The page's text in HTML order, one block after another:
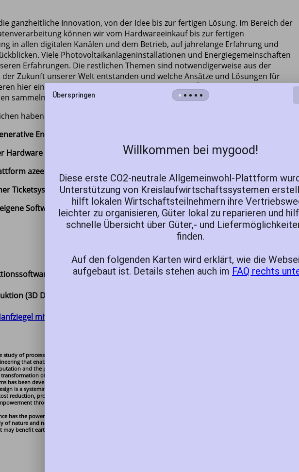
ganzheitliche Innovation, von der Idee bis zur fertigen Lösung. Im Bereich der
können wir vom Hardwareeinkauf bis zur fertigen
in allen digitalen Kanälen und dem Betrieb, auf jahrelange Erfahrung und
Viele Photovoltaikanlageninstallationen und Energiegemeinschaften
Erfahrungen. Die restlichen Themen sind notwendigerweise aus der
Zukunft unserer Welt entstanden und welche Ansätze und Lösungen für
hier ein gutes Leben für Alle und dem Erhalt des Ökosystems bewirken
sammeln wir auf unserer Plattform
mygood.at , machen Sie mit!
haben wir sehr gute Erfahrungen:
Energie und Blackout Lösungen für IT und Heizungsinfrastr
Hardware bis zur fertigen Lösung
azeero -
Ticketsystem
Culturall
Software für den MitMachMarkt Klagenfurt -MiMa
-
bridgetool
(3D Druck) von Gütern - additive manufacturing z.B.
mit ecopassion
study of processes that interact with data and that can be represented as data in the form of programs. It is the
that enables the use of algorithms to manipulate, store, and communicate digital information. A computer
and the practice of designing software systems.
transformation of energy from forms provided by nature to forms that can be used by humans. Over the centuries a
has been developed for this purpose.
is a systematic approach to improve our understanding of processes of an organization to assist in the
reduction, process efficiency, and effective human resource allocation.
through increased local production by giving, trading and/or sharing. Self-Reliance values and cares for
has the power to strengthen community connections, improve our health and the planets health.
of nature and natural phenomena to understand the principles of underlying mechanisms, to obtain ideas from
benefit earth, science, engineering, and all good medicine.
Überspringen
Willkommen bei mygood!
Diese erste CO2-neutrale Allgemeinwohl-Plattform
Unterstützung von Kreislaufwirtschaftssystemen
hilft lokalen Wirtschaftsteilnehmern ihre
leichter zu organisieren, Güter lokal zu reparieren und
schnelle Übersicht über Güter,- und
finden.
Auf den folgenden Karten wird erklärt, wie die
aufgebaut ist. Details stehen auch im FAQ rechts